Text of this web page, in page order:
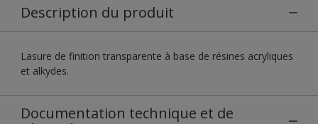
Description du produit
Lasure de finition transparente à base de résines acryliques
et alkydes.
Documentation technique et de